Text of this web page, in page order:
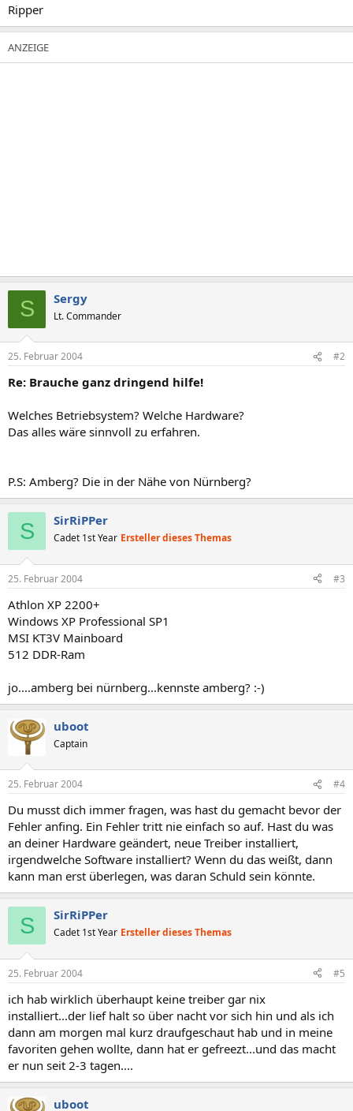
Ripper
S Sergy
Lt. Commander
25. Februar 2004 #2
Re: Brauche ganz dringend hilfe!
Welches Betriebsystem? Welche Hardware?
Das alles wäre sinnvoll zu erfahren.
P.S: Amberg? Die in der Nähe von Nürnberg?
S SirRiPPer
Cadet 1st Year Ersteller dieses Themas
25. Februar 2004 #3
Athlon XP 2200+
Windows XP Professional SP1
MSI KT3V Mainboard
512 DDR-Ram
jo....amberg bei nürnberg...kennste amberg? :-)
uboot
Captain
25. Februar 2004 #4
Du musst dich immer fragen, was hast du gemacht bevor der
Fehler anfing. Ein Fehler tritt nie einfach so auf. Hast du was
an deiner Hardware geändert, neue Treiber installiert,
irgendwelche Software installiert? Wenn du das weißt, dann
kann man erst überlegen, was daran Schuld sein könnte.
S SirRiPPer
Cadet 1st Year Ersteller dieses Themas
25. Februar 2004 #5
ich hab wirklich überhaupt keine treiber gar nix
installiert...der lief halt so über nacht vor sich hin und als ich
dann am morgen mal kurz draufgeschaut hab und in meine
favoriten gehen wollte, dann hat er gefreezt...und das macht
er nun seit 2-3 tagen....
uboot